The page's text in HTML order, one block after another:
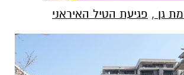
גן , פגיעת הטיל האיראני